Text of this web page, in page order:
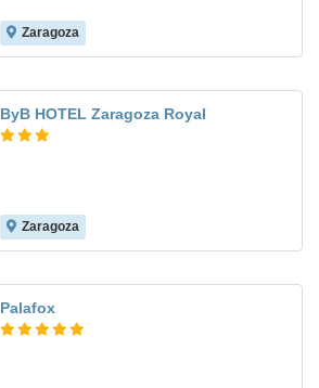
Zaragoza
ByB HOTEL Zaragoza Royal
Zaragoza
Palafox